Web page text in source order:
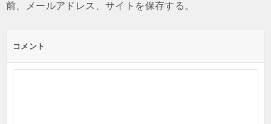
前、メールアドレス、サイトを保存する。
コメント